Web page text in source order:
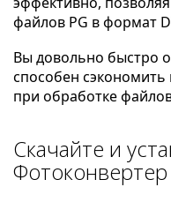
файлов PG в формат
Вы довольно быстро
способен
при обработке
Скачайте и
Фотоконвертер